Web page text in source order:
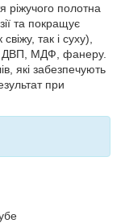
ріжучого полотна
та покращує
так і суху),
ДВП, МДФ, фанеру.
які забезпечують
при